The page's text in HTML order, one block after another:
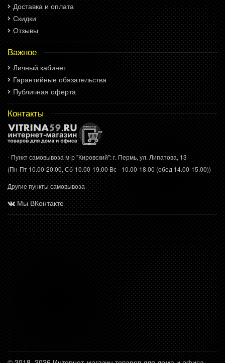
Доставка и оплата
Скидки
Отзывы
Важное
Личный кабинет
Гарантийные обязательства
Публичная оферта
Контакты
- Пункт самовывоза м-р "Кировский": г. Пермь, ул. Липатова, 13
(Пн-Пт 10.00-20.00, Сб-10.00-19.00 Вс - 10.00-18.00 (обед 14.00-15.00))
Другие пункты самовывоза
Мы ВКонтакте